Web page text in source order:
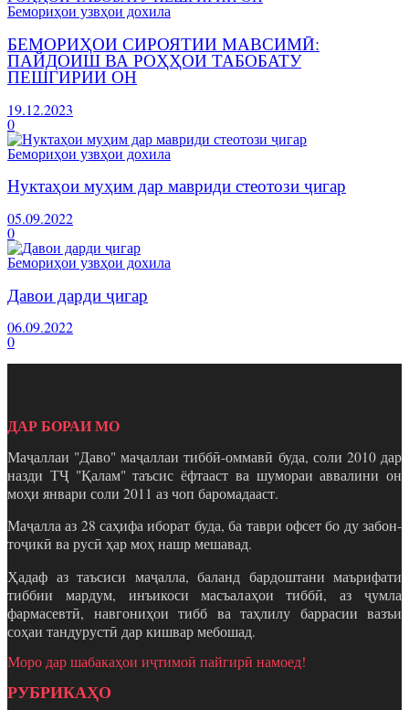
Бемориҳои узвҳои дохила
БЕМОРИҲОИ СИРОЯТИИ МАВСИМӢ:
ПАЙДОИШ ВА РОҲҲОИ ТАБОБАТУ
ПЕШГИРИИ ОН
19.12.2023
0
Бемориҳои узвҳои дохила
Нуктаҳои муҳим дар мавриди стеотози ҷигар
05.09.2022
0
Бемориҳои узвҳои дохила
Давои дарди ҷигар
06.09.2022
0
ДАР БОРАИ МО
Маҷаллаи "Даво" маҷаллаи тиббӣ-оммавӣ буда, соли 2010 дар
назди ТҶ "Қалам" таъсис ёфтааст ва шумораи аввалини он
моҳи январи соли 2011 аз чоп баромадааст.
Маҷалла аз 28 саҳифа иборат буда, ба таври офсет бо ду забон-
тоҷикӣ ва русӣ ҳар моҳ нашр мешавад.
Ҳадаф аз таъсиси маҷалла, баланд бардоштани маърифати
тиббии мардум, инъикоси масъалаҳои тиббӣ, аз ҷумла
фармасевтӣ, навгониҳои тибб ва таҳлилу баррасии вазъи
соҳаи тандурустӣ дар кишвар мебошад.
Моро дар шабакаҳои иҷтимоӣ пайгирӣ намоед!
РУБРИКАҲО